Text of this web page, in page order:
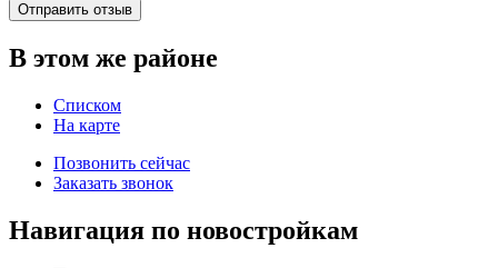
Отправить отзыв
В этом же районе
Списком
На карте
Позвонить сейчас
Заказать звонок
Навигация по новостройкам